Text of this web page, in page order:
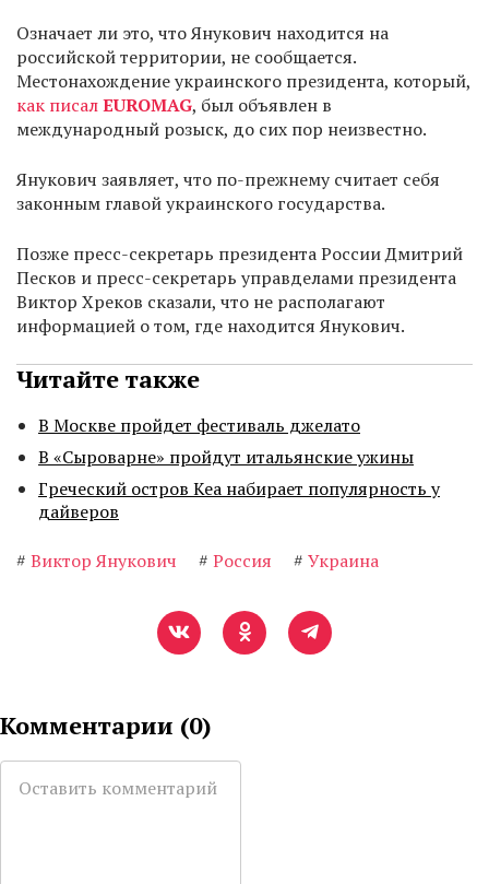
Означает ли это, что Янукович находится на
российской территории, не сообщается.
Местонахождение украинского президента, который,
как писалEUROMAG, был объявлен в
международный розыск, до сих пор неизвестно.
Янукович заявляет, что по-прежнему считает себя
законным главой украинского государства.
Позже пресс-секретарь президента России Дмитрий
Песков и пресс-секретарь управделами президента
Виктор Хреков сказали, что не располагают
информацией о том, где находится Янукович.
Читайте также
В Москве пройдет фестиваль джелато
В «Сыроварне» пройдут итальянские ужины
Греческий остров Кеа набирает популярность у
дайверов
# Виктор Янукович # Россия # Украина
Комментарии (0)